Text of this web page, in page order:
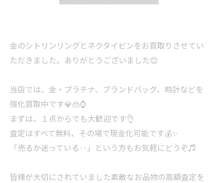
金のシトリンリングとネクタイピンをお買取りさせてい
ただきました。ありがとうございました😊
当店では、金・プラチナ、ブランドバッグ、時計などを
強化買取中です💎👜⌚
まずは、１点からでも大歓迎です👌
査定はすべて無料、その場で現金化可能です💰✨
「売るか迷っている‥」という方もお気軽にどうぞ♬
皆様が大切にされていました素敵なお品物の高額査定を